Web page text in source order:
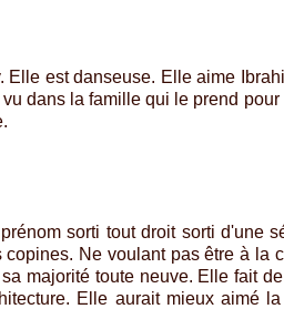
Elle est danseuse. Elle aime
dans la famille qui le prend
sorti tout droit sorti d'une
Ne voulant pas être à la
majorité toute neuve. Elle fait
Elle aurait mieux aimé